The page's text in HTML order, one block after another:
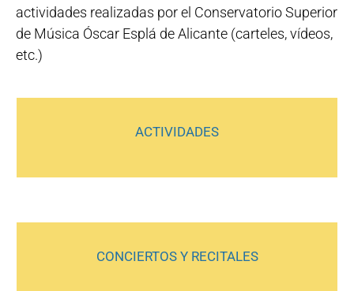
actividades realizadas por el Conservatorio Superior
de Música Óscar Esplá de Alicante (carteles, vídeos,
etc.)
ACTIVIDADES
CONCIERTOS Y RECITALES